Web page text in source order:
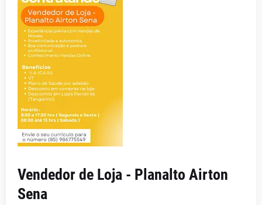
Vendedor de Loja - Planalto Airton
Sena